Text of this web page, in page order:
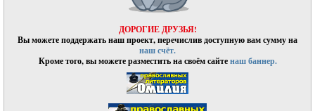
ДОРОГИЕ ДРУЗЬЯ!
Вы можете поддержать наш проект, перечислив доступную вам сумму на
наш счёт.
Кроме того, вы можете разместить на своём сайтенаш баннер.